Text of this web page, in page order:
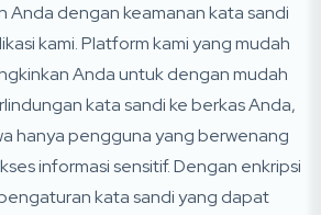
Anda dengan keamanan kata sandi
kami. Platform kami yang mudah
Anda untuk dengan mudah
kata sandi ke berkas Anda,
hanya pengguna yang berwenang
informasi sensitif. Dengan enkripsi
kata sandi yang dapat